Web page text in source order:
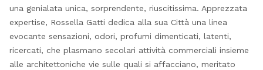
una genialata unica, sorprendente, riuscitissima. Apprezzata
expertise, Rossella Gatti dedica alla sua Città una linea
evocante sensazioni, odori, profumi dimenticati, latenti,
ricercati, che plasmano secolari attività commerciali insieme
alle architettoniche vie sulle quali si affacciano, meritato